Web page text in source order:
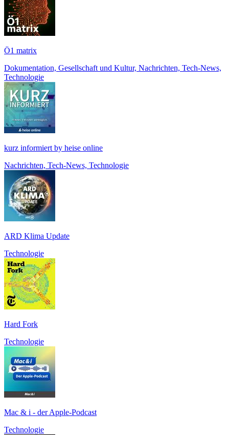
Ö1 matrix
Dokumentation, Gesellschaft und Kultur, Nachrichten, Tech-News,
Technologie
kurz informiert by heise online
Nachrichten, Tech-News, Technologie
ARD Klima Update
Technologie
Hard Fork
Technologie
Mac & i - der Apple-Podcast
Technologie